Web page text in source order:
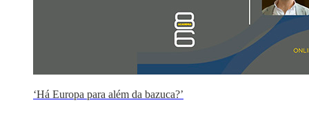
‘Há Europa para além da bazuca?’